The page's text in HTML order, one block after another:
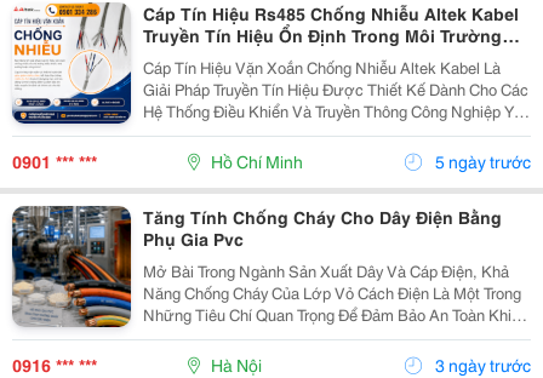
Cáp Tín Hiệu Rs485 Chống Nhiễu Altek Kabel
Truyền Tín Hiệu Ổn Định Trong Môi Trường
Nhiễu Điện Từ
Cáp Tín Hiệu Vặn Xoắn Chống Nhiễu Altek Kabel Là
Giải Pháp Truyền Tín Hiệu Được Thiết Kế Dành Cho Các
Hệ Thống Điều Khiển Và Truyền Thông Công Nghiệp Yêu
Cầu Độ Chính Xác Cao. Sản Phẩm Sử Dụng Cấu Trúc
Dây Vặn Xoắn Theo Cặp Giúp Giảm Nhiễu Xuyên Âm...
0901 *** *** Hồ Chí Minh 5 ngày trước
Tăng Tính Chống Cháy Cho Dây Điện Bằng
Phụ Gia Pvc
Mở Bài Trong Ngành Sản Xuất Dây Và Cáp Điện, Khả
Năng Chống Cháy Của Lớp Vỏ Cách Điện Là Một Trong
Những Tiêu Chí Quan Trọng Để Đảm Bảo An Toàn Khi
Sử Dụng. Ngoài Việc Lựa Chọn Nhựa Pvc Phù Hợp, Hệ
Phụ Gia Pvc Đóng Vai Trò Quyết Định Trong Việc...
0916 *** *** Hà Nội 3 ngày trước